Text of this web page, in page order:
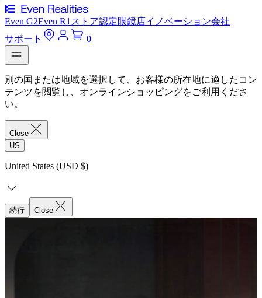
Even G2Even R1 ストア認定眼鏡店イノベーション会社
サポート
0
別の国または地域を選択して、お客様の所在地に適したコン
テンツを閲覧し、オンラインショッピングをご利用くださ
い。
Close
US
United States (USD $)
続行 Close